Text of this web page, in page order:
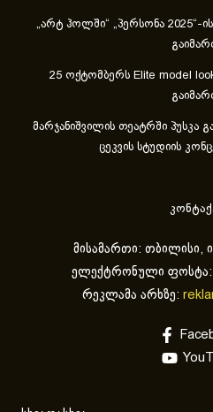
„არტ ჰოლში“ „პერსონა 2025“-
25 ოქტომბერს Elite model
მარჯანიშვილის თეატრში პუსკა
ცეკვის სტუდიის
მისამართი: თბილისი,
ელექტრონული ფოსტა:
რეკლამა არხზე: